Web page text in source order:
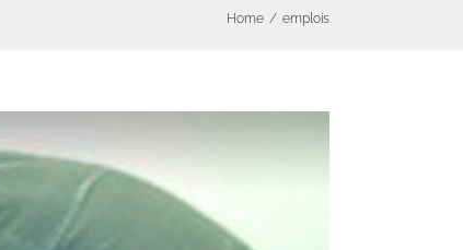
Home / emplois